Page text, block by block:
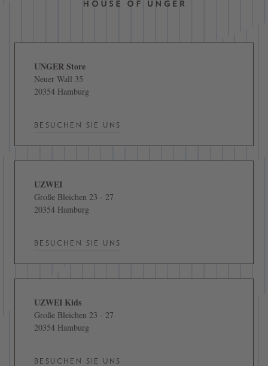
UNGER Store
Neuer Wall 35
20354 Hamburg
BESUCHEN SIE UNS
UZWEI
Große Bleichen 23 - 27
20354 Hamburg
BESUCHEN SIE UNS
UZWEI Kids
Große Bleichen 23 - 27
20354 Hamburg
BESUCHEN SIE UNS